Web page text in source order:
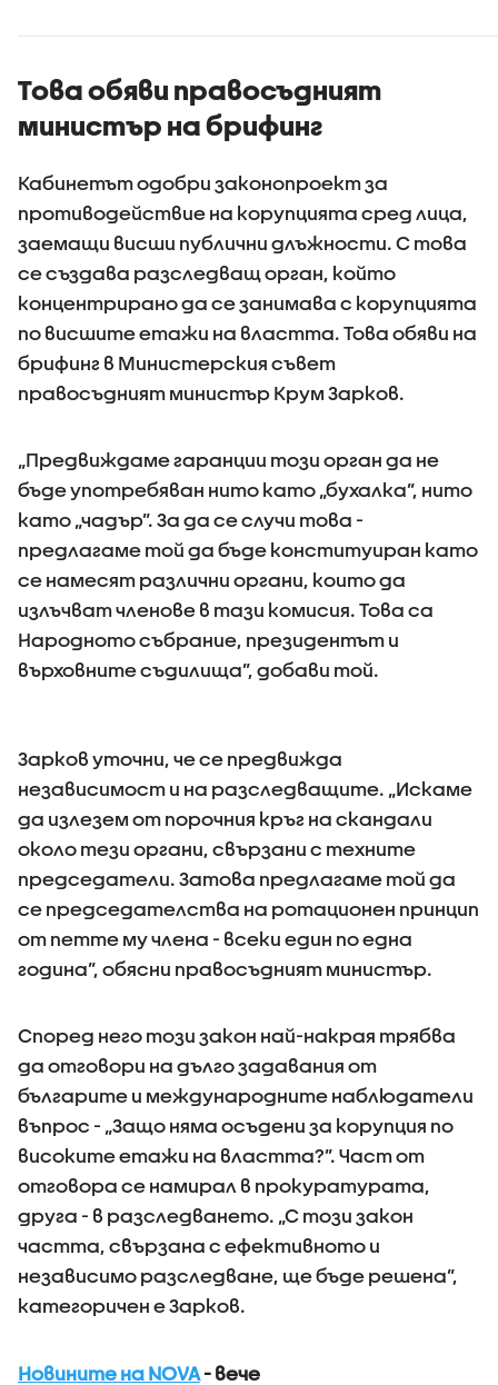
Това обяви правосъдният
министър на брифинг
Кабинетът одобри законопроект за
противодействие на корупцията сред лица,
заемащи висши публични длъжности. С това
се създава разследващ орган, който
концентрирано да се занимава с корупцията
по висшите етажи на властта. Това обяви на
брифинг в Министерския съвет
правосъдният министър Крум Зарков.
„Предвиждаме гаранции този орган да не
бъде употребяван нито като „бухалка”, нито
като „чадър”. За да се случи това -
предлагаме той да бъде конституиран като
се намесят различни органи, които да
излъчват членове в тази комисия. Това са
Народното събрание, президентът и
върховните съдилища”, добави той.
Зарков уточни, че се предвижда
независимост и на разследващите. „Искаме
да излезем от порочния кръг на скандали
около тези органи, свързани с техните
председатели. Затова предлагаме той да
се председателства на ротационен принцип
от петте му члена - всеки един по една
година”, обясни правосъдният министър.
Според него този закон най-накрая трябва
да отговори на дълго задавания от
българите и международните наблюдатели
въпрос - „Защо няма осъдени за корупция по
високите етажи на властта?”. Част от
отговора се намирал в прокуратурата,
друга - в разследването. „С този закон
частта, свързана с ефективното и
независимо разследване, ще бъде решена”,
категоричен е Зарков.
Новините на NOVA- вече